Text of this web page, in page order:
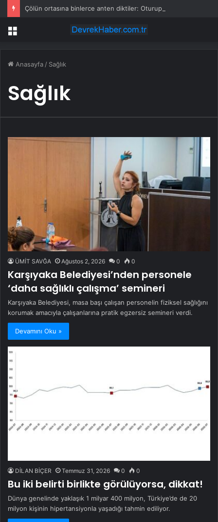
Menü
Anasayfa / Sağlık
Sağlık
ÜMİT SAVĞA Ağustos 2, 2026 0 0
Karşıyaka Belediyesi’nden personele
‘daha sağlıklı çalışma’ semineri
Karşıyaka Belediyesi, masa başı çalışan personelin fiziksel sağlığını
korumak amacıyla çalışanlarına pratik egzersiz semineri verdi.
Devamını Oku »
DİLAN BİÇER Temmuz 31, 2026 0 0
Bu iki belirti birlikte görülüyorsa, dikkat!
Dünya genelinde yaklaşık 1 milyar 400 milyon, Türkiye’de de 20
milyon kişinin hipertansiyonla yaşadığı tahmin ediliyor.